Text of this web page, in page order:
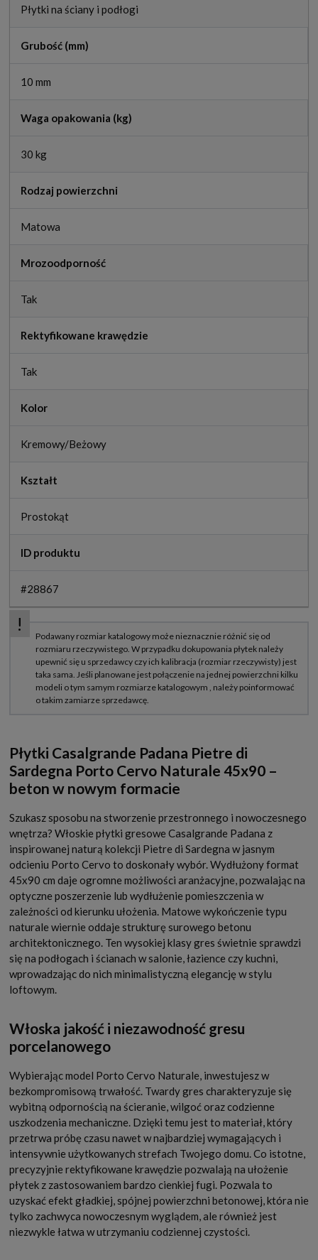
Płytki na ściany i podłogi
Grubość (mm)
10 mm
Waga opakowania (kg)
30 kg
Rodzaj powierzchni
Matowa
Mrozoodporność
Tak
Rektyfikowane krawędzie
Tak
Kolor
Kremowy/Beżowy
Kształt
Prostokąt
ID produktu
#28867
Płytki Casalgrande Padana Pietre di
Sardegna Porto Cervo Naturale 45x90 –
beton w nowym formacie
Szukasz sposobu na stworzenie przestronnego i nowoczesnego
wnętrza? Włoskie płytki gresowe Casalgrande Padana z
inspirowanej naturą kolekcji Pietre di Sardegna w jasnym
odcieniu Porto Cervo to doskonały wybór. Wydłużony format
45x90 cm daje ogromne możliwości aranżacyjne, pozwalając na
optyczne poszerzenie lub wydłużenie pomieszczenia w
zależności od kierunku ułożenia. Matowe wykończenie typu
naturale wiernie oddaje strukturę surowego betonu
architektonicznego. Ten wysokiej klasy gres świetnie sprawdzi
się na podłogach i ścianach w salonie, łazience czy kuchni,
wprowadzając do nich minimalistyczną elegancję w stylu
loftowym.
Włoska jakość i niezawodność gresu
porcelanowego
Wybierając model Porto Cervo Naturale, inwestujesz w
bezkompromisową trwałość. Twardy gres charakteryzuje się
wybitną odpornością na ścieranie, wilgoć oraz codzienne
uszkodzenia mechaniczne. Dzięki temu jest to materiał, który
przetrwa próbę czasu nawet w najbardziej wymagających i
intensywnie użytkowanych strefach Twojego domu. Co istotne,
precyzyjnie rektyfikowane krawędzie pozwalają na ułożenie
płytek z zastosowaniem bardzo cienkiej fugi. Pozwala to
uzyskać efekt gładkiej, spójnej powierzchni betonowej, która nie
tylko zachwyca nowoczesnym wyglądem, ale również jest
niezwykle łatwa w utrzymaniu codziennej czystości.